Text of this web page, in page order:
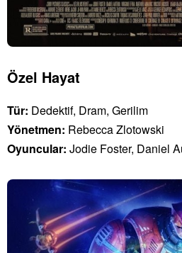
Özel Hayat
Tür: Dedektif, Dram, Gerilim
Yönetmen: Rebecca Zlotowski
Oyuncular: Jodie Foster, Daniel